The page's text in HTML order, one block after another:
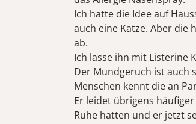
Ich hatte die Idee auf
auch eine Katze. Aber die
ab.
Ich lasse ihn mit Listerine
Der Mundgeruch ist auch
Menschen kennt die an
Er leidet übrigens
Ruhe hatten und er jetzt